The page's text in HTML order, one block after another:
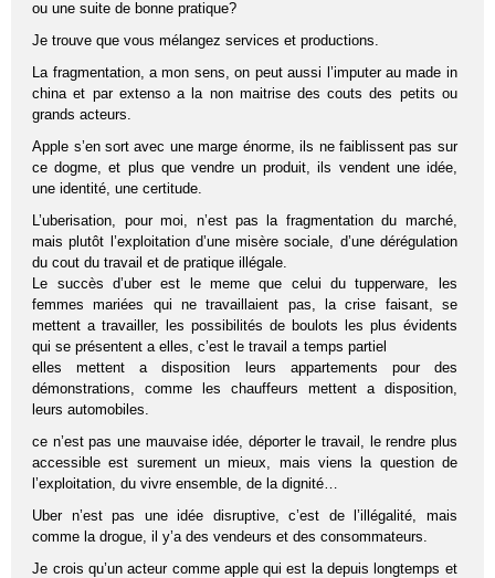
ou une suite de bonne pratique?
Je trouve que vous mélangez services et productions.
La fragmentation, a mon sens, on peut aussi l’imputer au made in
china et par extenso a la non maitrise des couts des petits ou
grands acteurs.
Apple s’en sort avec une marge énorme, ils ne faiblissent pas sur
ce dogme, et plus que vendre un produit, ils vendent une idée,
une identité, une certitude.
L’uberisation, pour moi, n’est pas la fragmentation du marché,
mais plutôt l’exploitation d’une misère sociale, d’une dérégulation
du cout du travail et de pratique illégale.
Le succès d’uber est le meme que celui du tupperware, les
femmes mariées qui ne travaillaient pas, la crise faisant, se
mettent a travailler, les possibilités de boulots les plus évidents
qui se présentent a elles, c’est le travail a temps partiel
elles mettent a disposition leurs appartements pour des
démonstrations, comme les chauffeurs mettent a disposition,
leurs automobiles.
ce n’est pas une mauvaise idée, déporter le travail, le rendre plus
accessible est surement un mieux, mais viens la question de
l’exploitation, du vivre ensemble, de la dignité…
Uber n’est pas une idée disruptive, c’est de l’illégalité, mais
comme la drogue, il y’a des vendeurs et des consommateurs.
Je crois qu’un acteur comme apple qui est la depuis longtemps et